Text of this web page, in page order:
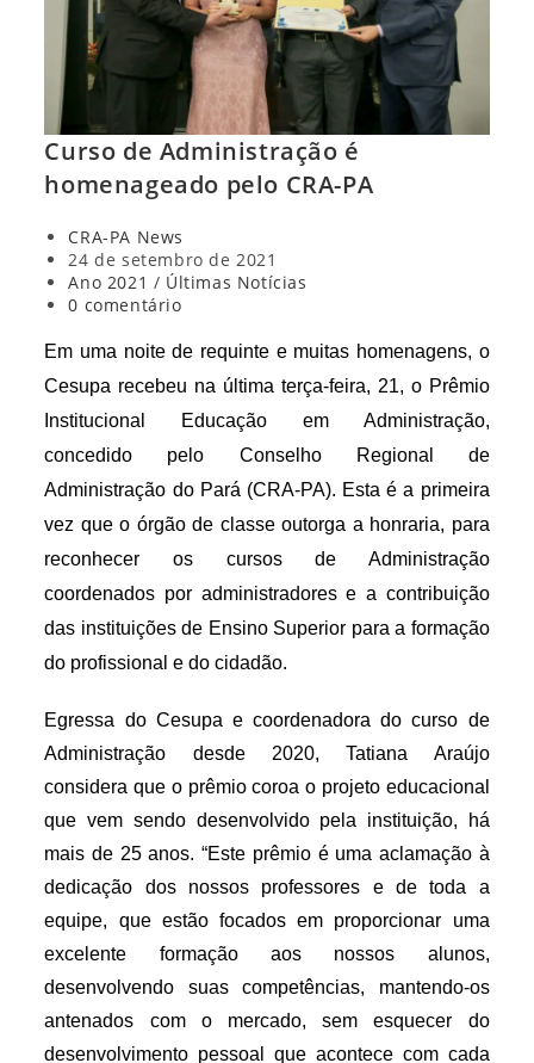
Curso de Administração é
homenageado pelo CRA-PA
Autor
do
post:
CRA-PA News
Post
publicado:
24 de setembro de 2021
Categoria
do
Ano 2021 / Últimas Notícias
Comentários
post:
0 comentário
Em uma noite de requinte e muitas homenagens, o
Cesupa recebeu na última terça-feira, 21, o Prêmio
Institucional Educação em Administração,
concedido pelo Conselho Regional de
Administração do Pará (CRA-PA). Esta é a primeira
vez que o órgão de classe outorga a honraria, para
reconhecer os cursos de Administração
coordenados por administradores e a contribuição
das instituições de Ensino Superior para a formação
do profissional e do cidadão.
Egressa do Cesupa e coordenadora do curso de
Administração desde 2020, Tatiana Araújo
considera que o prêmio coroa o projeto educacional
que vem sendo desenvolvido pela instituição, há
mais de 25 anos. “Este prêmio é uma aclamação à
dedicação dos nossos professores e de toda a
equipe, que estão focados em proporcionar uma
excelente formação aos nossos alunos,
desenvolvendo suas competências, mantendo-os
antenados com o mercado, sem esquecer do
desenvolvimento pessoal que acontece com cada